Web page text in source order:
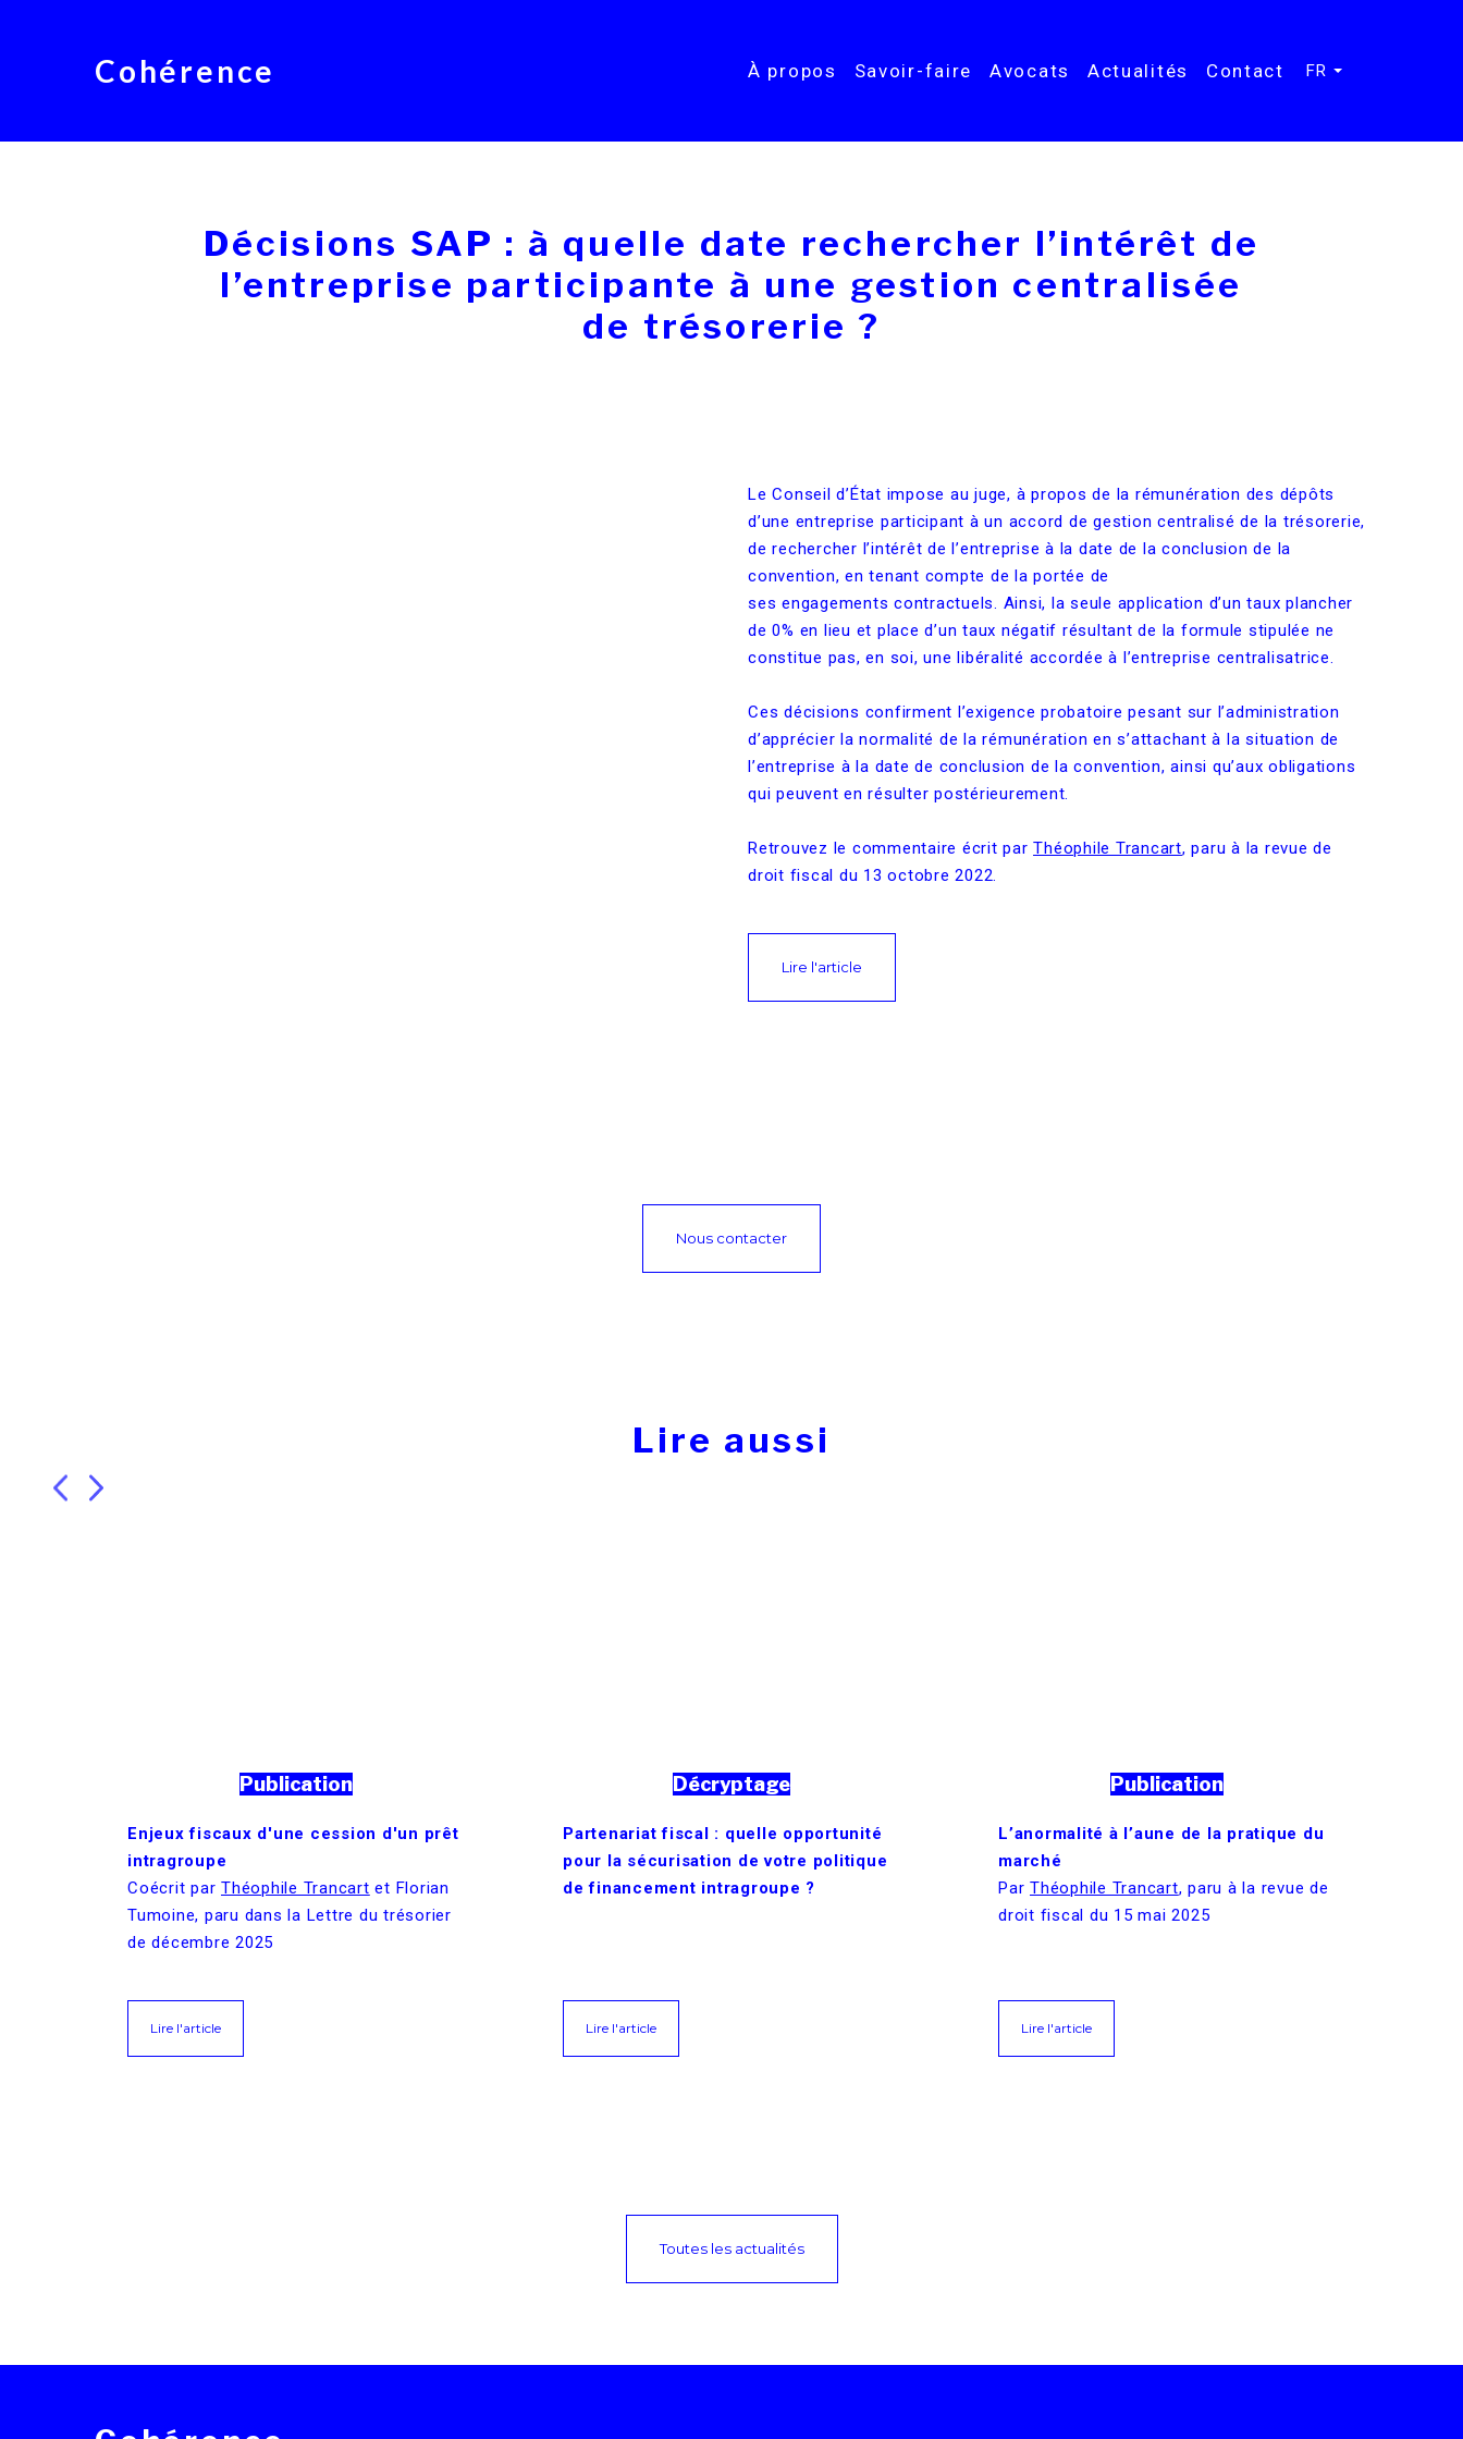
Cohérence À propos Savoir-faire Avocats Actualités Contact FR
Décisions SAP : à quelle date rechercher l’intérêt de
l’entreprise participante à une gestion centralisée
de trésorerie ?
Le Conseil d’État impose au juge, à propos de la rémunération des dépôts
d’une entreprise participant à un accord de gestion centralisé de la trésorerie,
de rechercher l’intérêt de l’entreprise à la date de la conclusion de la
convention, en tenant compte de la portée de
ses engagements contractuels. Ainsi, la seule application d’un taux plancher
de 0% en lieu et place d’un taux négatif résultant de la formule stipulée ne
constitue pas, en soi, une libéralité accordée à l’entreprise centralisatrice.
Ces décisions confirment l’exigence probatoire pesant sur l’administration
d’apprécier la normalité de la rémunération en s’attachant à la situation de
l’entreprise à la date de conclusion de la convention, ainsi qu’aux obligations
qui peuvent en résulter postérieurement.
Retrouvez le commentaire écrit parThéophile Trancart, paru à la revue de
droit fiscal du 13 octobre 2022.
Lire l'article
Nous contacter
Lire aussi
Publication
Enjeux fiscaux d'une cession d'un prêt
intragroupe
Coécrit par Théophile Trancart et Florian
Tumoine, paru dans la Lettre du trésorier
de décembre 2025
Lire l'article
Décryptage
Partenariat fiscal : quelle opportunité
pour la sécurisation de votre politique
de financement intragroupe ?
Lire l'article
Publication
L’anormalité à l’aune de la pratique du
marché
Par Théophile Trancart, paru à la revue de
droit fiscal du 15 mai 2025
Lire l'article
Toutes les actualités